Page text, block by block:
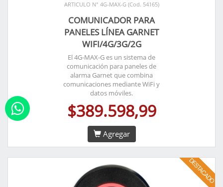
ARTICULO N° 4G-MAX-G (Cod. 54165)
COMUNICADOR PARA
PANELES LÍNEA GARNET
WIFI/4G/3G/2G
El 4G-MAX-G es un sistema de
comunicación para paneles de
alarma Garnet que combina
comunicaciones mediante WiFi y
datos móviles.
$389.598,99
Agregar